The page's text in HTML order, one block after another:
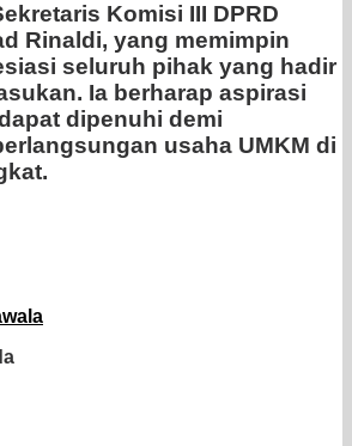
Komisi III DPRD
Rinaldi, yang memimpin
seluruh pihak yang hadir
Ia berharap aspirasi
dipenuhi demi
usaha UMKM di